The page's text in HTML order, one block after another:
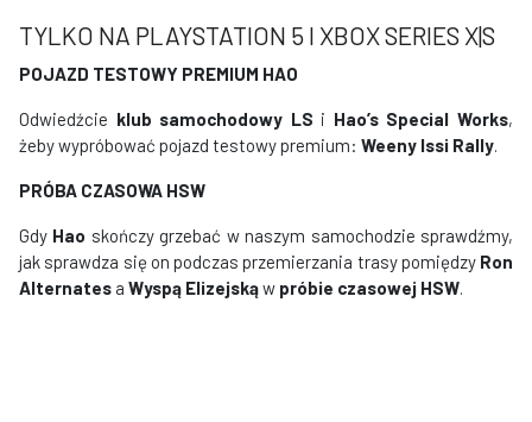
TYLKO NA PLAYSTATION 5 I XBOX SERIES X|S
POJAZD TESTOWY PREMIUM HAO
Odwiedźcie klub samochodowy LS i Hao’s Special Works,
żeby wypróbować pojazd testowy premium: Weeny Issi Rally
PRÓBA CZASOWA HSW
Gdy Hao skończy grzebać w naszym samochodzie sprawdźmy,
jak sprawdza się on podczas przemierzania trasy pomiędzy Ron
Alternates a Wyspą Elizejskąw próbie czasowej HSW